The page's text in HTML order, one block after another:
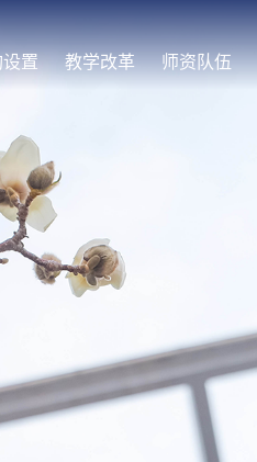
置 教学改革 师资队伍